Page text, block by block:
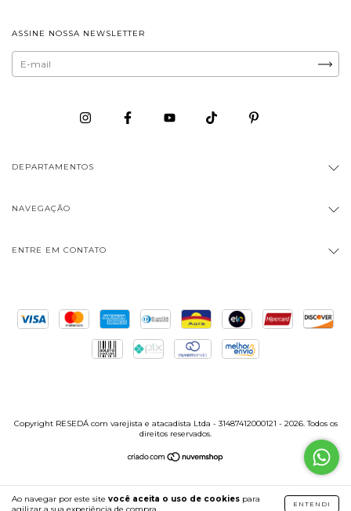
Ao navegar por este site você aceita o uso de cookies para
ENTENDI
ASSINE NOSSA NEWSLETTER
DEPARTAMENTOS
NAVEGAÇÃO
ENTRE EM CONTATO
Copyright RESEDÁ com varejista e atacadista Ltda - 31487412000121 - 2026. Todos os
direitos reservados.